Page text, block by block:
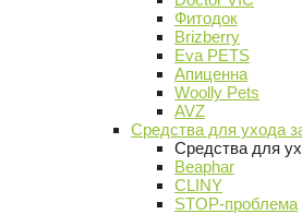
Фитодок
Brizberry
Eva PETS
Апиценна
Woolly Pets
AVZ
Средства для ухода
Средства для
Beaphar
CLINY
STOP-проблема